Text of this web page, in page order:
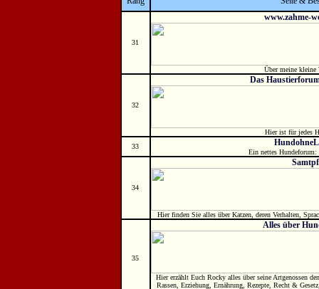
31
www.zahme-
Über meine kleine
32
Das
Hier ist für jedes
33
Ein nettes Hundeforum:
34
Hier finden Sie alles über Katzen, deren Verhalten,
35
Alles über
Hier erzählt Euch Rocky alles über seine Artgenossen
Rassen, Erziehung, Ernährung, Rezepte, Recht &